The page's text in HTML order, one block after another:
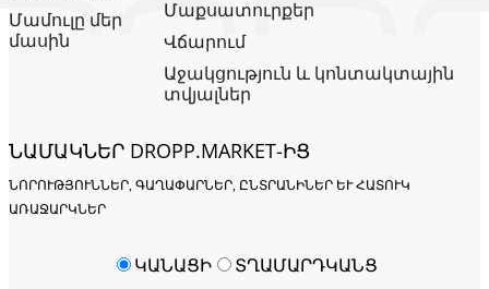
Մամուլը մեր
մասին
Մաքսատուրքեր
Վճարում
Աջակցություն և կոնտակտային
տվյալներ
ՆԱՄԱԿՆԵՐ DROPP.MARKET-ԻՑ
ՆՈՐՈՒԹՅՈՒՆՆԵՐ, ԳԱՂԱՓԱՐՆԵՐ, ԸՆՏՐԱՆԻՆԵՐ ԵՒ ՀԱՏՈՒԿ Ա
ՌԱՋԱՐԿՆԵՐ
ԿԱՆԱՑԻ ՏՂԱՄԱՐԴԿԱՆՑ